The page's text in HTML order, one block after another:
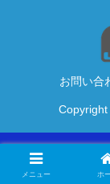
お問い合
メニュー ホ